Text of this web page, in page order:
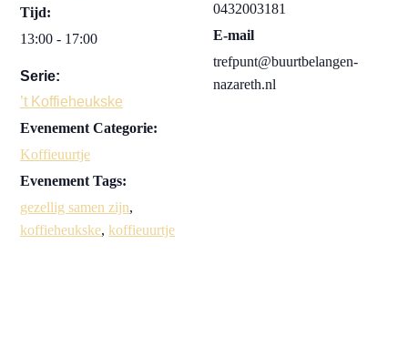
Tijd:
13:00 - 17:00
Serie:
’t Koffieheukske
Evenement Categorie:
Koffieuurtje
Evenement Tags:
gezellig samen zijn,
koffieheukske, koffieuurtje
0432003181
E-mail
trefpunt@buurtbelangen-
nazareth.nl